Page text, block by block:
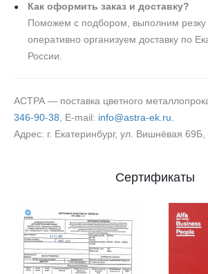
Как оформить заказ и доставку?
Поможем с подбором, выполним резку
оперативно организуем доставку по
России.
АСТРА — поставка цветного
346-90-38 , E‑mail: info@astra-ek.ru
Адрес: г. Екатеринбург, ул. Вишнёвая
Сертификаты